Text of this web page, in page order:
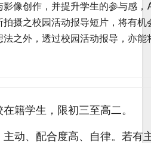
影像创作，并提升学生的参与感
摄之校园活动报导短片，将有机
法之外，透过校园活动报导，亦
籍学生，限初三至高二。
动、配合度高、自律。若有